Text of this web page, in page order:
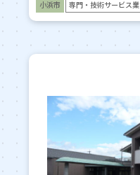
小浜市 専門・技術サービス業